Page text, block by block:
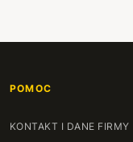
POMOC
KONTAKT I DANE FIRMY